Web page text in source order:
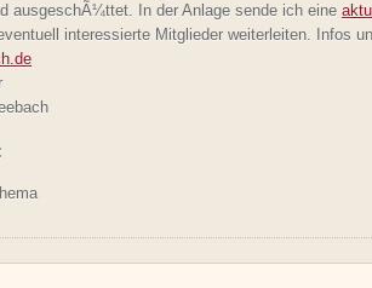
ausgeschÃ¼ttet. In der Anlage sende ich eine
interessierte Mitglieder weiterleiten. Infos